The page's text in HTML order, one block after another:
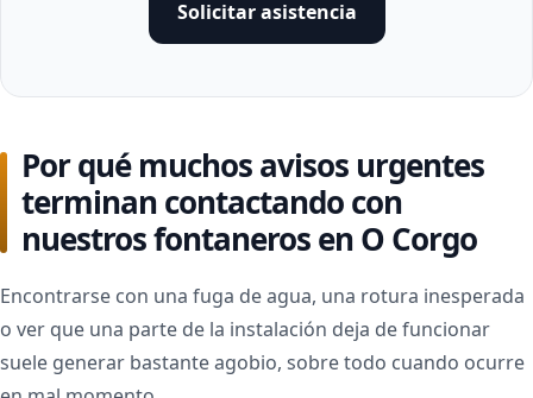
Solicitar asistencia
Por qué muchos avisos urgentes
terminan contactando con
nuestros fontaneros en O Corgo
Encontrarse con una fuga de agua, una rotura inesperada
o ver que una parte de la instalación deja de funcionar
suele generar bastante agobio, sobre todo cuando ocurre